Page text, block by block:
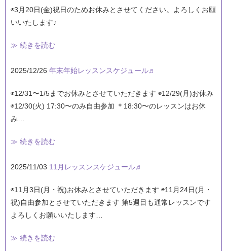
◉3月20日(金)祝日のためお休みとさせてください。よろしくお願
いいたします♪
≫ 続きを読む
2025/12/26 年末年始レッスンスケジュール♬
◉12/31〜1/5までお休みとさせていただきます ◉12/29(月)お休み
◉12/30(火) 17:30〜のみ自由参加 ＊18:30〜のレッスンはお休
み…
≫ 続きを読む
2025/11/03 11月レッスンスケジュール♬
◉11月3日(月・祝)お休みとさせていただきます ◉11月24日(月・
祝)自由参加とさせていただきます 第5週目も通常レッスンです
よろしくお願いいたします…
≫ 続きを読む